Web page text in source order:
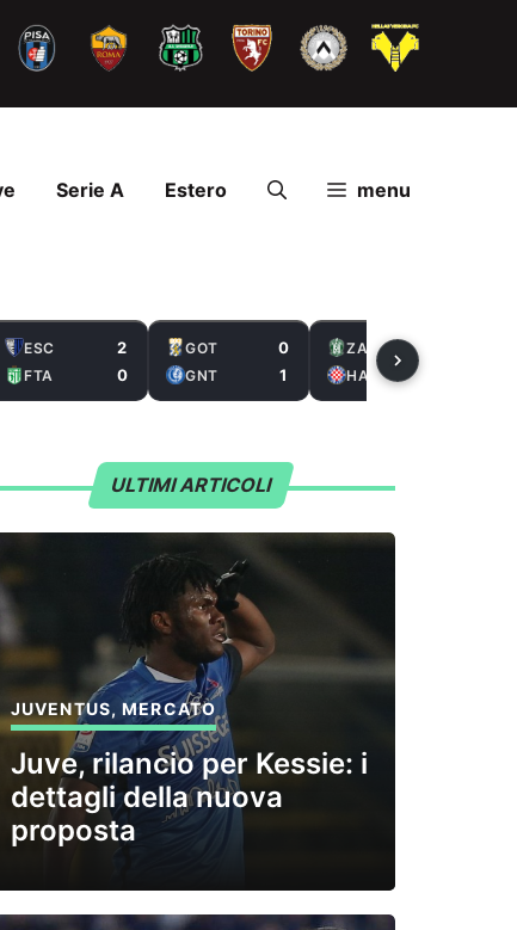
Serie A Estero menu
ESC 2
FTA 0
GOT 0
GNT 1
ZAL
HAS
ULTIMI ARTICOLI
JUVENTUS,MERCATO
Juve, rilancio per Kessie: i
dettagli della nuova
proposta